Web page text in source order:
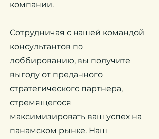
компании.
Сотрудничая с нашей командой
консультантов по
лоббированию, вы получите
выгоду от преданного
стратегического партнера,
стремящегося
максимизировать ваш успех на
панамском рынке. Наш